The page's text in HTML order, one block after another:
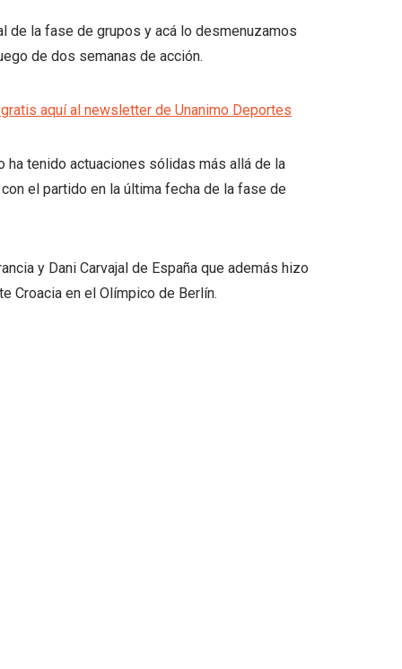
de la fase de grupos y acá lo desmenuzamos
de dos semanas de acción.
aquí al newsletter de Unanimo Deportes
ha tenido actuaciones sólidas más allá de la
el partido en la última fecha de la fase de
y Dani Carvajal de España que además hizo
Croacia en el Olímpico de Berlín.